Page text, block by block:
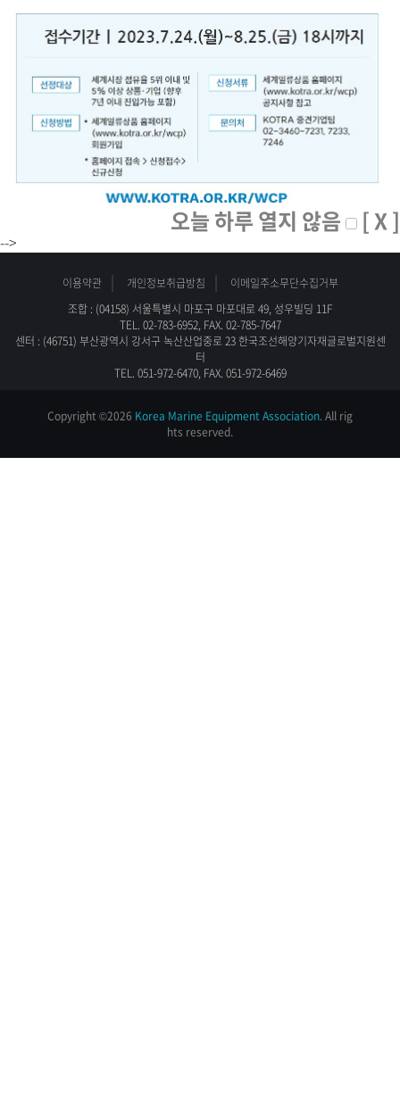
오늘 하루 열지 않음 [ X ]
-->
이용약관 개인정보취급방침
이메일주소무단수집거부
조합 : (04158) 서울특별시 마포구 마포대로 49, 성우빌딩 11F
TEL. 02-783-6952, FAX. 02-785-7647
센터 : (46751) 부산광역시 강서구 녹산산업중로 23 한국조선해양기자재글로벌지원센
터
TEL. 051-972-6470, FAX. 051-972-6469
Copyright ©2026 Korea Marine Equipment Association.All rig
hts reserved.